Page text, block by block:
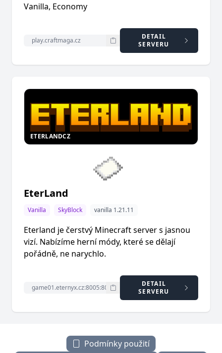
Vanilla, Economy
DETAIL
SERVERU
ETERLANDCZ
EterLand
Vanilla SkyBlock vanilla 1.21.11
Eterland je čerstvý Minecraft server s jasnou
vizí. Nabízíme herní módy, které se dělají
pořádně, ne narychlo.
DETAIL
SERVERU
Podmínky použití